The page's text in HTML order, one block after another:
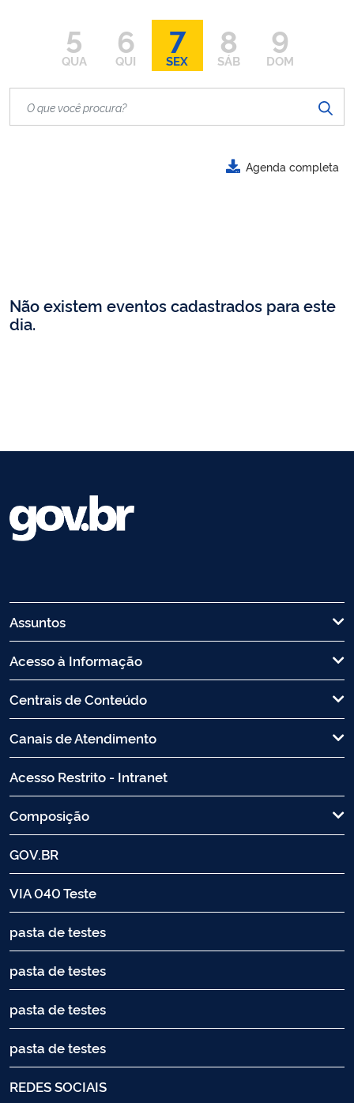
5
QUA
6
QUI
7
SEX
8
SÁB
9
DOM
Agenda completa
Não existem eventos cadastrados para este
dia.
Assuntos
Acesso à Informação
Centrais de Conteúdo
Canais de Atendimento
Acesso Restrito - Intranet
Composição
GOV.BR
VIA 040 Teste
pasta de testes
pasta de testes
pasta de testes
pasta de testes
REDES SOCIAIS